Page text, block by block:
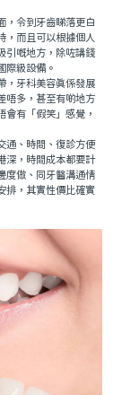
令到牙齒睇落更白
，而且可以根據個人
引嘅地方，除咗講錢
際級設備。
牙科美容真係發展
唔多，甚至有啲地方
會有「假笑」感覺，
、時間、復診方便
深，時間成本都要計
度做、同牙醫溝通情
排，其實性價比確實